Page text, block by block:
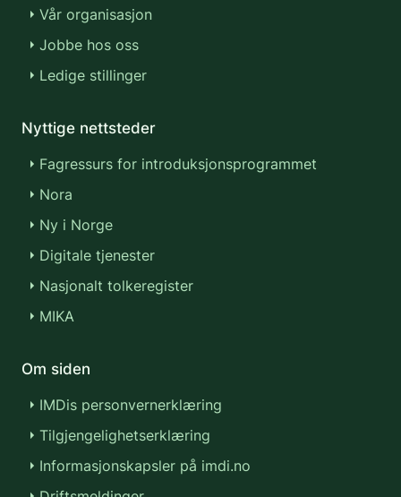
Vår organisasjon
Jobbe hos oss
Ledige stillinger
Nyttige nettsteder
Fagressurs for introduksjonsprogrammet
Nora
Ny i Norge
Digitale tjenester
Nasjonalt tolkeregister
MIKA
Om siden
IMDis personvernerklæring
Tilgjengelighetserklæring
Informasjonskapsler på imdi.no